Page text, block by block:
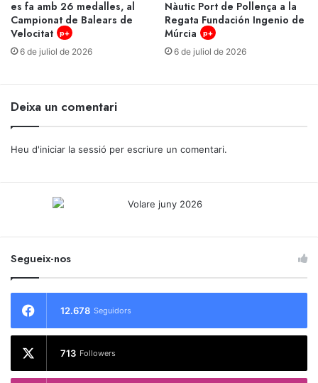
es fa amb 26 medalles, al
Campionat de Balears de
Velocitat p+
6 de juliol de 2026
Nàutic Port de Pollença a la
Regata Fundación Ingenio de
Múrcia
p+
6 de juliol de 2026
Deixa un comentari
Heu d'iniciar la sessió per escriure un comentari.
Segueix-nos
12.678 Seguidors
713 Followers